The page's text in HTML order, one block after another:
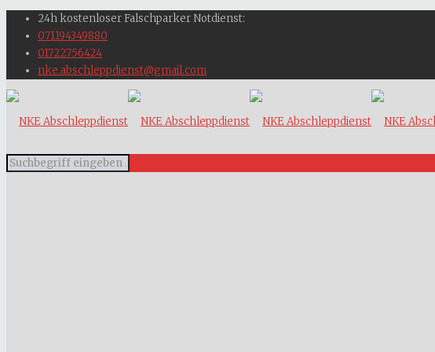
24h kostenloser Falschparker Notdienst:
071194349880
01722756424
nke.abschleppdienst@gmail.com